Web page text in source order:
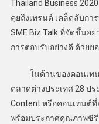
Thailand Business
คุยถึงเทรนด์ เคล็ดลับกา
SME Biz Talk ที่จัดขึ้นอ
การตอบรับอย่างดี ด้วย
ในด้านของคอนเทนต์
ตลาดต่างประเทศ 28 ปร
Content หรือคอนเทนต์ที่
พร้อมประกาศคุณภาพซีรี